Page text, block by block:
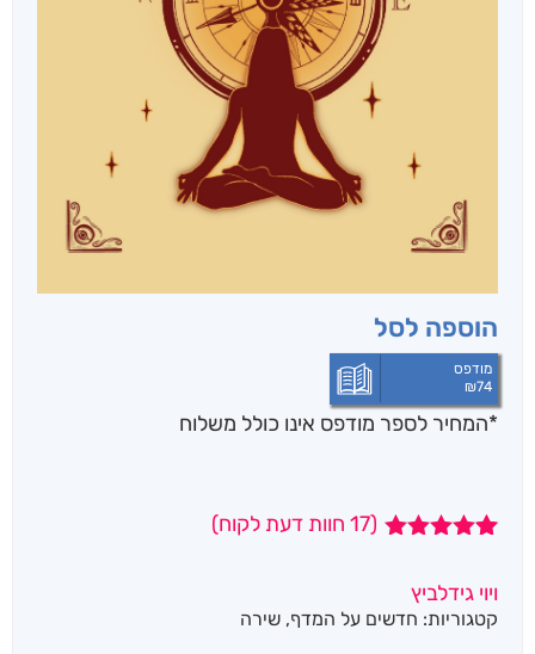
הוספה לסל
מודפס
₪74
*המחיר לספר מודפס אינו כולל משלוח
מבוסס על
דירוגים של
(
17 חוות דעת לקוח)
ויוי גידלביץ
קטגוריות: חדשים על המדף, שירה